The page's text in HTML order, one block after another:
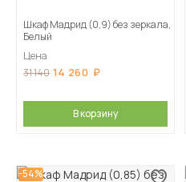
Шкаф Мадрид (0,9) без зеркала,
Белый
Цена
31 140 14 260
В корзину
-54%